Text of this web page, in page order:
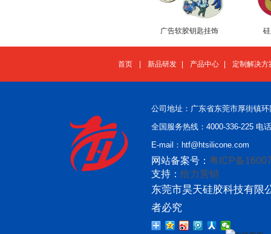
广告软胶钥匙挂饰
首页 新品研发 产品中心 定制解决方
公司地址：广东省东莞市厚街镇
全国服务热线：4000-336-225 电
E-mail：htf@htsilicone.com
网站备案号： 粤ICP备
支持： 给力营销
东莞市昊天硅胶科技有限
者必究